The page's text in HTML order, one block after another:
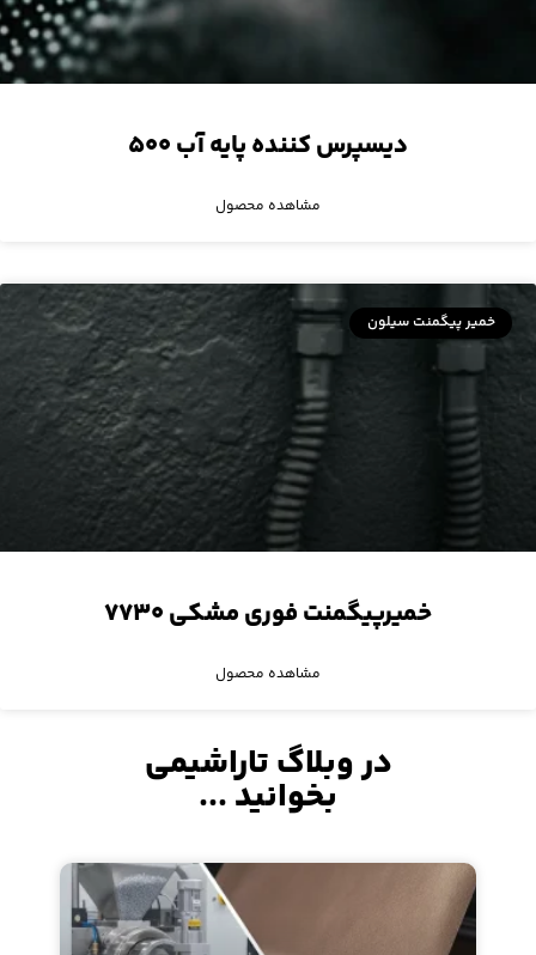
دیسپرس کننده‌ پایه آب ۵۰۰
مشاهده محصول
خمیر پیگمنت سیلون
خمیرپیگمنت فوری مشکی ۷۷۳۰
مشاهده محصول
در وبلاگ تاراشیمی
بخوانید ...